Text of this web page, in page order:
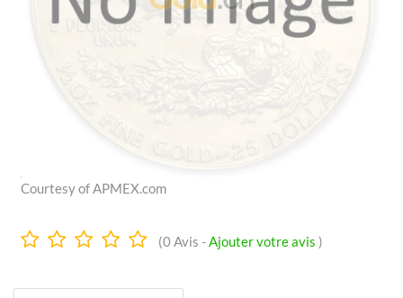
Courtesy of APMEX.com
0.0
(0Avis -Ajouter votre avis )